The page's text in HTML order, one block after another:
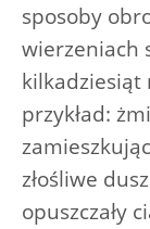
sposoby
wierzeniach
kilkadziesiąt
przykład:
złośliwe
opuszczały